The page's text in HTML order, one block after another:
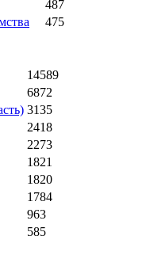
487
475
14589
6872
3135
2418
2273
1821
1820
1784
963
585